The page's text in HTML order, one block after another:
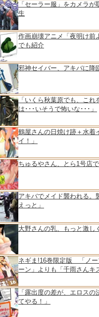
「セーラー服」をカメラ
生
作画崩壊アニメ「夜明け
でも紹介
邪神セイバー、アキバに降
「いくら秋葉原でも、こ
は･･･いそうで怖いな･･･」
鶴屋さんの日焼け跡＋水
イ！」
ちゅるやさん、とら1号店
アキバでメイド襲われる。
えっと」
大野さんの乳、もっと激し
ネギま!16巻限定版 「ノー
ーン」よりも「千雨さんキ
「露出度の差が、エロス
てやる！」